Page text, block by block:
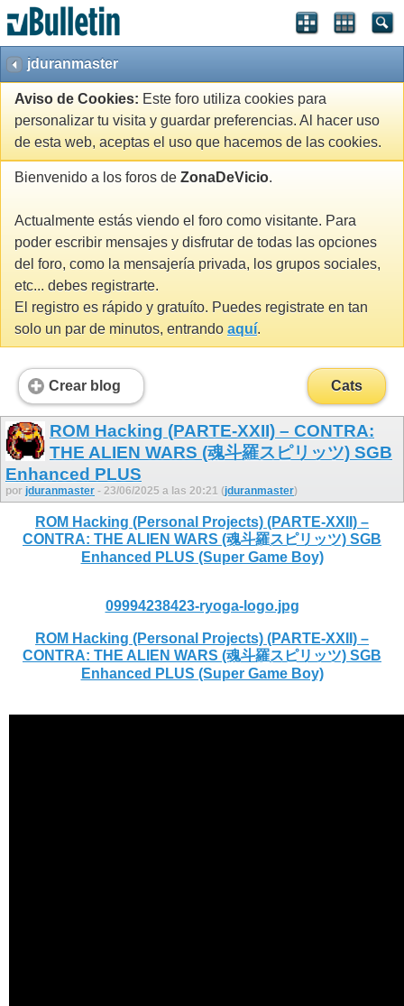
jduranmaster
Aviso de Cookies: Este foro utiliza cookies para
personalizar tu visita y guardar preferencias. Al hacer uso
de esta web, aceptas el uso que hacemos de las cookies.
Bienvenido a los foros de ZonaDeVicio.
Actualmente estás viendo el foro como visitante. Para
poder escribir mensajes y disfrutar de todas las opciones
del foro, como la mensajería privada, los grupos sociales,
etc... debes registrarte.
El registro es rápido y gratuíto. Puedes registrate en tan
solo un par de minutos, entrando aquí.
Crear blog Cats
ROM Hacking (PARTE-XXII) – CONTRA:
THE ALIEN WARS (魂斗羅スピリッツ) SGB
Enhanced PLUS
por jduranmaster - 23/06/2025 a las 20:21 (jduranmaster)
ROM Hacking (Personal Projects) (PARTE-XXII) –
CONTRA: THE ALIEN WARS (魂斗羅スピリッツ) SGB
Enhanced PLUS (Super Game Boy)
09994238423-ryoga-logo.jpg
ROM Hacking (Personal Projects) (PARTE-XXII) –
CONTRA: THE ALIEN WARS (魂斗羅スピリッツ) SGB
Enhanced PLUS (Super Game Boy)